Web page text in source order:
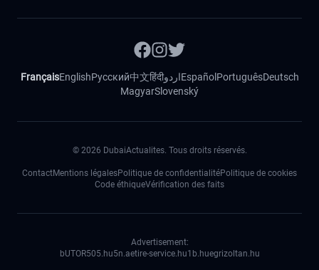
FrançaisEnglishРусский中文हिंदीاردوEspañol PortuguêsDeutsch
MagyarSlovenský
© 2026 DubaiActualites. Tous droits réservés.
ContactMentions légalesPolitique de confidentialitéPolitique de cookies
Code éthiqueVérification des faits
Advertisement:
bUTOR505.hu5n.aetire-service.hu1b.huegrizoltan.hu